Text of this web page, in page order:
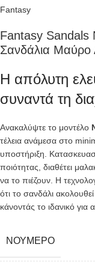
Fantasy
Fantasy Sandals
Σανδάλια Μαύρο
Η απόλυτη
συναντά τη
Ανακαλύψτε το μοντέλο
τέλεια ανάμεσα στο
υποστήριξη.
ποιότητας, διαθέτει
να το πιέζουν. Η
ότι το σανδάλι
κάνοντάς το ιδανικό για
ΝΟΎΜΕΡΟ